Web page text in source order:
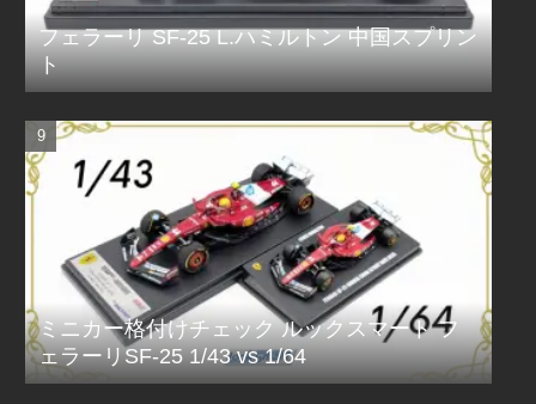
フェラーリ SF-25 L.ハミルトン 中国スプリン
ト
ミニカー格付けチェック ルックスマート フ
ェラーリSF-25 1/43 vs 1/64